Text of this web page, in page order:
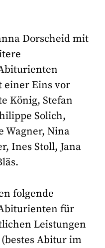
Dorscheid mit
Eins vor
König, Stefan
Solich,
Wagner, Nina
Ines Stoll, Jana
folgende
für
Leistungen
Abitur im